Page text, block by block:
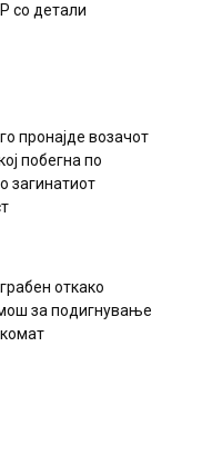
со детали
пронајде возачот
побегна по
загинатиот
откако
за подигнување